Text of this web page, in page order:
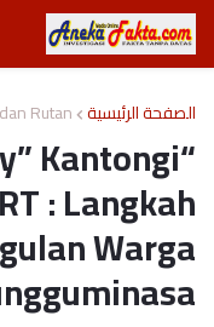
الصفحة الرئيسية Rutan
Kantongi
: Langkah
Warga